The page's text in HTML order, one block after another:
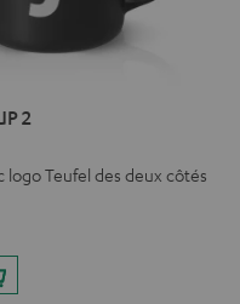
2
logo Teufel des deux côtés